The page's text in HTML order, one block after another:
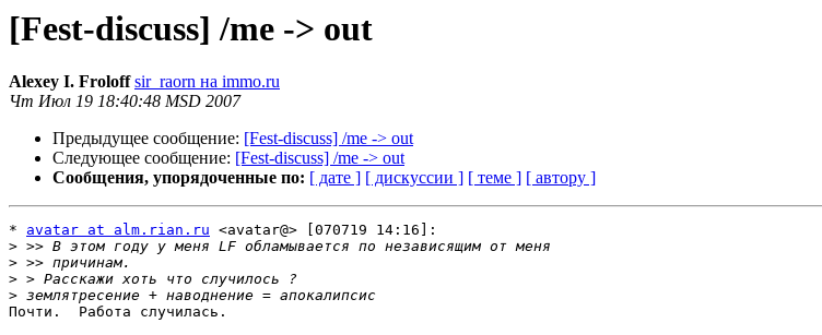
[Fest-discuss] /me -> out
Alexey I. Froloff sir_raorn на immo.ru
Чт Июл 19 18:40:48 MSD 2007
Предыдущее сообщение: [Fest-discuss] /me -> out
Следующее сообщение: [Fest-discuss] /me -> out
Сообщения, упорядоченные по: [ дате ] [ дискуссии ] [ теме ] [ автору ]
* avatar at alm.rian.ru <avatar@> [070719 14:16]:
>
>
>
>
Почти.  Работа случилась.